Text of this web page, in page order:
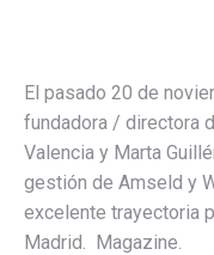
El pasado 20 de
fundadora / directora
Valencia y Marta
gestión de Amseld y
excelente trayectoria
Madrid. Magazine.